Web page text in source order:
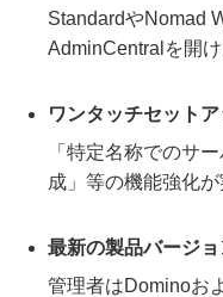
StandardやNomad
AdminCentralを開
ワンタッチセット
「特定名称でのサ
成」等の機能強化が
最新の製品バージ
管理者はDominoお